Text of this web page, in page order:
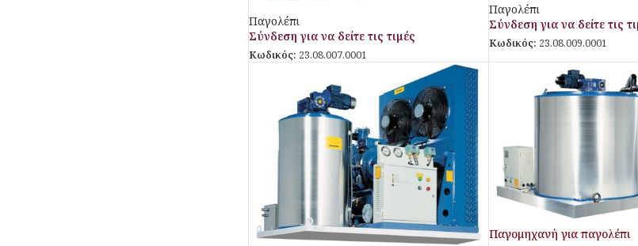
Παγολέπι
Σύνδεση για να δείτε τις τιμές
Κωδικός: 23.08.007.0001
Παγολέπι
Σύνδεση για να δείτε τις
Κωδικός: 23.08.009.0001
Παγομηχανή για παγολέπι